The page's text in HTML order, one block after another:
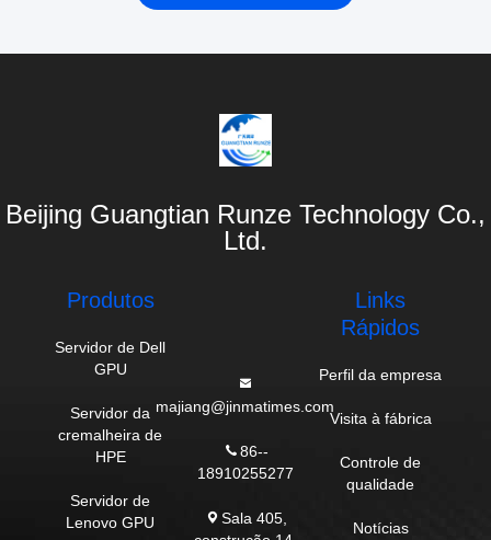
Beijing Guangtian Runze Technology Co.,
Ltd.
Produtos
Servidor de Dell
GPU
Servidor da
cremalheira de
HPE
Servidor de
Lenovo GPU
majiang@jinmatimes.com
86--
18910255277
Sala 405,
Links
Rápidos
Perfil da empresa
Visita à fábrica
Controle de
qualidade
Notícias